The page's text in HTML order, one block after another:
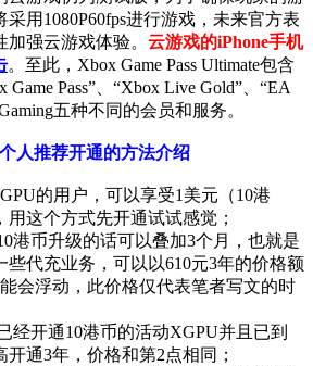
用1080P60fps进行游戏，未来官方表
强云游戏体验。 云游戏的iPhone手机
。至此，Xbox Game Pass Ultimate包含
Pass”、“Xbox Live Gold”、“EA
五种不同的会员和服务。
人推荐开通的方法介绍
的用户，可以享受1美元（10港
这个方式先开通试试感觉；
港币升级的话可以叠加3个月，也就是
些代充业务，可以以610元3年的价格额
会浮动，此价格仅代表笔者写文的时
经开通10港币的活动XGPU并且已到
通3年，价格和第2点相同；